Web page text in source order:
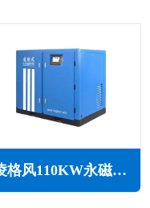
凌格风110KW永磁变频无油水润滑空压机LSW PM系列